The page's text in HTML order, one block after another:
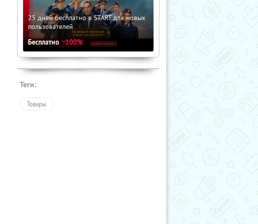
25 дней бесплатно в START для новых
пользователей
Бесплатно -100%
Теги:
Товары